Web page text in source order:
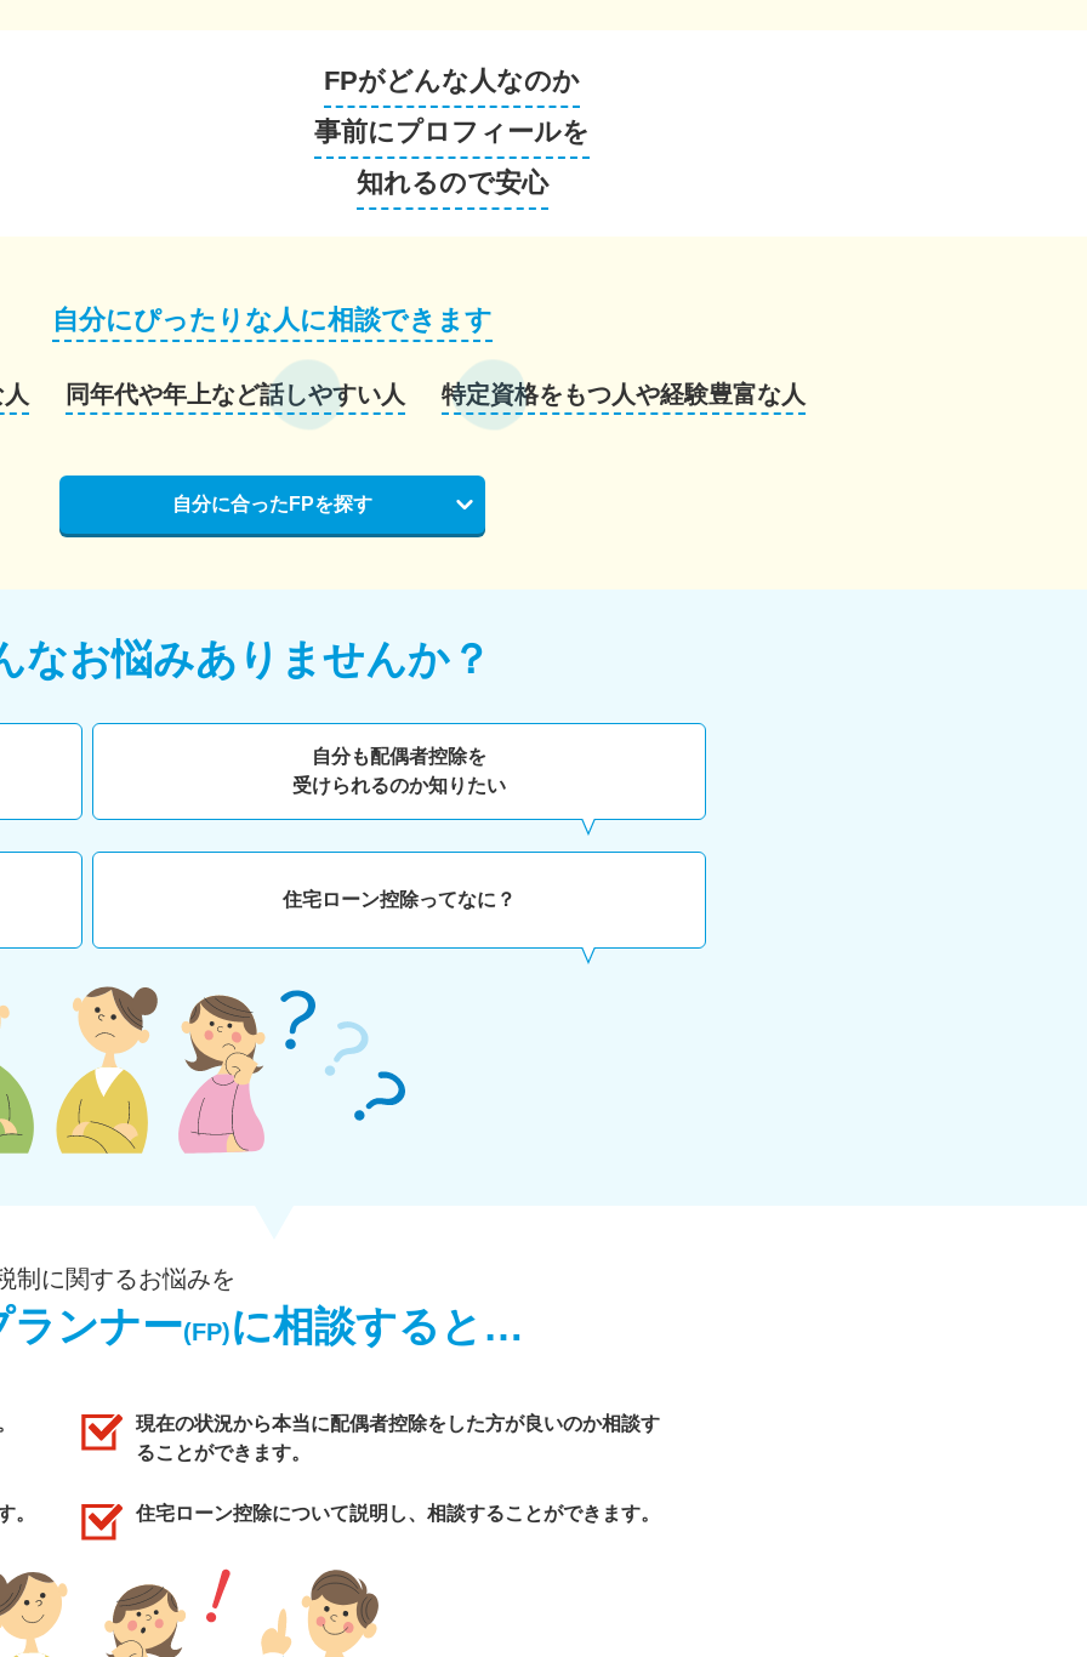
FPがどんな人なのか
事前にプロフィールを
知れるので安心
自分にぴったりな人に相談できます
同年代や年上など話しやすい人 特定資格をもつ人や経験豊富な人
自分に合ったFPを探す
なお悩みありませんか？
自分も配偶者控除を
受けられるのか知りたい
住宅ローン控除ってなに？
制に関するお悩みを
ランナー(FP)に相談すると…
現在の状況から本当に配偶者控除をした方が良いのか相談す
ることができます。
。 住宅ローン控除について説明し、相談することができます。